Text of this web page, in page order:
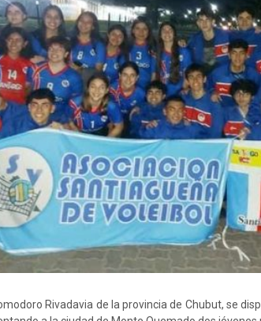
Rivadavia de la provincia de Chubut, se